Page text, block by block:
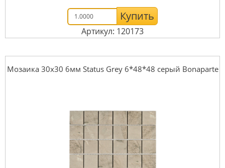
Купить
Артикул: 120173
Мозаика 30x30 6мм Status Grey 6*48*48 серый Bonaparte